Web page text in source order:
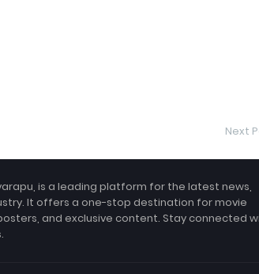
Next
is a leading platform for the latest news,
It offers a one-stop destination for movie
and exclusive content. Stay connected